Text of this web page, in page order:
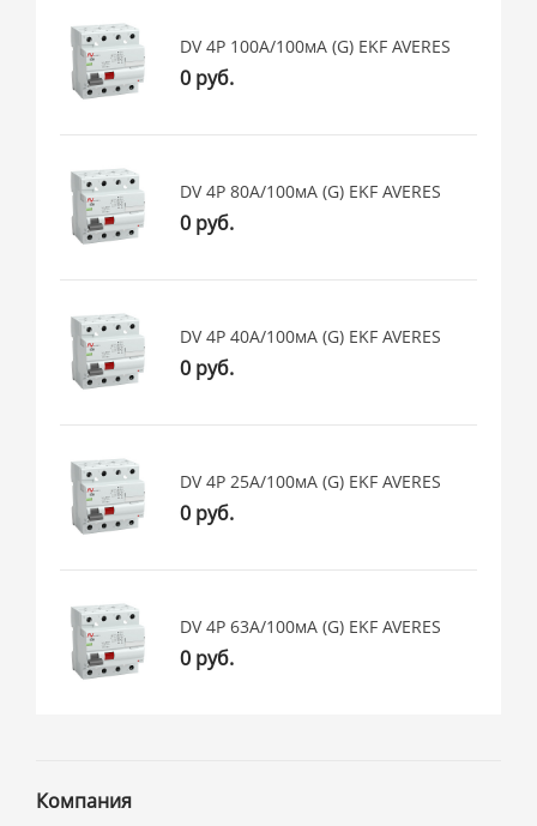
DV 4P 100А/100мА (G) EKF AVERES
0 руб.
DV 4P 80А/100мА (G) EKF AVERES
0 руб.
DV 4P 40А/100мА (G) EKF AVERES
0 руб.
DV 4P 25А/100мА (G) EKF AVERES
0 руб.
DV 4P 63А/100мА (G) EKF AVERES
0 руб.
Компания